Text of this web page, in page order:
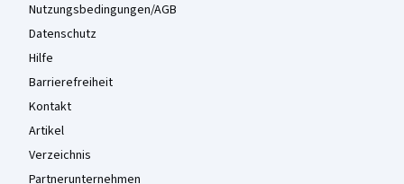
Nutzungsbedingungen/AGB
Datenschutz
Hilfe
Barrierefreiheit
Kontakt
Artikel
Verzeichnis
Partnerunternehmen